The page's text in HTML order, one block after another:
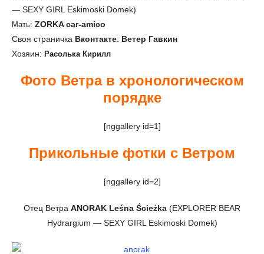
— SEXY GIRL Eskimoski Domek)
Мать: ZORKA car-amico
Своя страничка Вконтакте: Ветер Гавкин
Хозяин: Расолька Кирилл
Фото Ветра в хронологическом
порядке
[nggallery id=1]
Прикольные фотки с Ветром
[nggallery id=2]
Отец Ветра ANORAK Leśna Ścieżka (EXPLORER BEAR
Hydrargium — SEXY GIRL Eskimoski Domek)